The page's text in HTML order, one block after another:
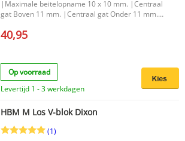
|Maximale beitelopname 10 x 10 mm. |Centraal
gat Boven 11 mm. |Centraal gat Onder 11 mm.
uit 1 moederblok,3 beitelblokken. |Afmetingen
20 mm. |Hoogte moederblok 49 mm. |
40,95
Op voorraad
Levertijd 1 - 3 werkdagen
HBM M Los V-blok Dixon
(1)